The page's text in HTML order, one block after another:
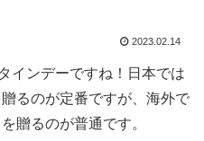
2023.02.14
インデーですね！日本では
るのが定番ですが、海外で
贈るのが普通です。